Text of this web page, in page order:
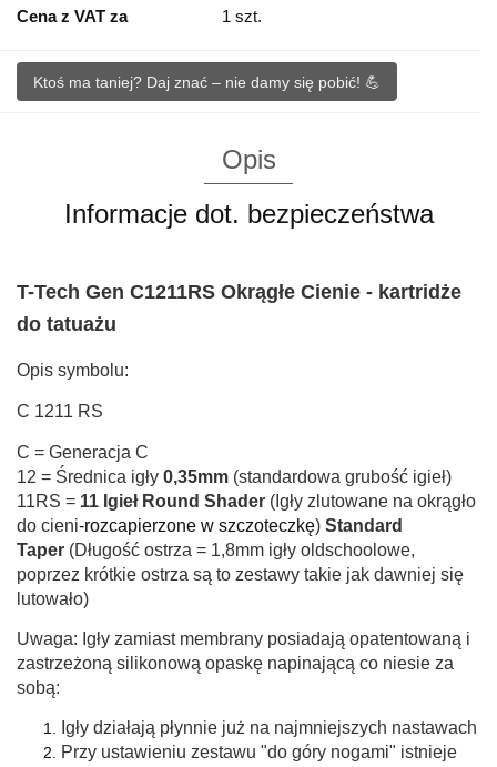
Cena z VAT za 1 szt.
Ktoś ma taniej? Daj znać – nie damy się pobić! 💪
Opis
Informacje dot. bezpieczeństwa
T-Tech Gen C1211RS Okrągłe Cienie - kartridże
do tatuażu
Opis symbolu:
C 1211 RS
C = Generacja C
12 = Średnica igły 0,35mm (standardowa grubość igieł)
11RS = 11 Igieł Round Shader (Igły zlutowane na okrągło
do cieni-rozcapierzone w szczoteczkę) Standard
Taper (Długość ostrza = 1,8mm igły oldschoolowe,
poprzez krótkie ostrza są to zestawy takie jak dawniej się
lutowało)
Uwaga: Igły zamiast membrany posiadają opatentowaną i
zastrzeżoną silikonową opaskę napinającą co niesie za
sobą:
Igły działają płynnie już na najmniejszych nastawach
Przy ustawieniu zestawu "do góry nogami" istnieje